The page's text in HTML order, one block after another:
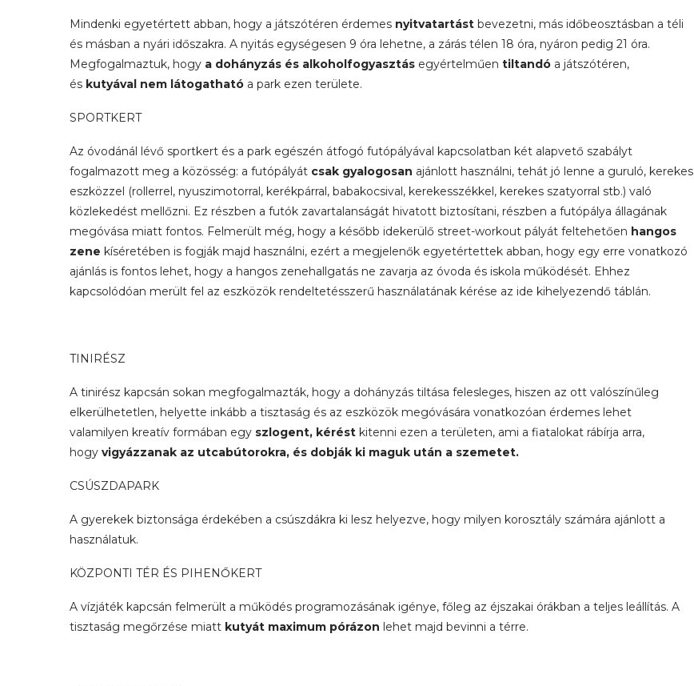
Mindenki egyetértett abban, hogy a játszótéren érdemes nyitvatartást bevezetni, más időbeosztásban a téli
és másban a nyári időszakra. A nyitás egységesen 9 óra lehetne, a zárás télen 18 óra, nyáron pedig 21 óra.
Megfogalmaztuk, hogy a dohányzás és alkoholfogyasztás egyértelműen tiltandó a játszótéren,
és kutyával nem látogatható a park ezen területe.
SPORTKERT
Az óvodánál lévő sportkert és a park egészén átfogó futópályával kapcsolatban két alapvető szabályt
fogalmazott meg a közösség: a futópályát csak gyalogosan ajánlott használni, tehát jó lenne a guruló, kerekes
eszközzel (rollerrel, nyuszimotorral, kerékpárral, babakocsival, kerekesszékkel, kerekes szatyorral stb.) való
közlekedést mellőzni. Ez részben a futók zavartalanságát hivatott biztosítani, részben a futópálya állagának
megóvása miatt fontos. Felmerült még, hogy a később idekerülő street-workout pályát feltehetően hangos
zene kíséretében is fogják majd használni, ezért a megjelenők egyetértettek abban, hogy egy erre vonatkozó
ajánlás is fontos lehet, hogy a hangos zenehallgatás ne zavarja az óvoda és iskola működését. Ehhez
kapcsolódóan merült fel az eszközök rendeltetésszerű használatának kérése az ide kihelyezendő táblán.
TINIRÉSZ
A tinirész kapcsán sokan megfogalmazták, hogy a dohányzás tiltása felesleges, hiszen az ott valószínűleg
elkerülhetetlen, helyette inkább a tisztaság és az eszközök megóvására vonatkozóan érdemes lehet
valamilyen kreatív formában egy szlogent, kérést kitenni ezen a területen, ami a fiatalokat rábírja arra,
hogy vigyázzanak az utcabútorokra, és dobják ki maguk után a szemetet.
CSÚSZDAPARK
A gyerekek biztonsága érdekében a csúszdákra ki lesz helyezve, hogy milyen korosztály számára ajánlott a
használatuk.
KÖZPONTI TÉR ÉS PIHENŐKERT
A vízjáték kapcsán felmerült a működés programozásának igénye, főleg az éjszakai órákban a teljes leállítás. A
tisztaság megőrzése miatt kutyát maximum pórázon lehet majd bevinni a térre.